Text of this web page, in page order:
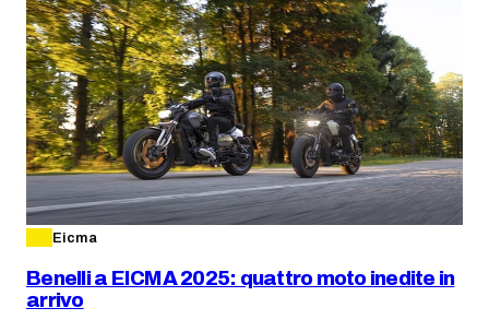
Eicma
Benelli a EICMA 2025: quattro moto inedite in
arrivo